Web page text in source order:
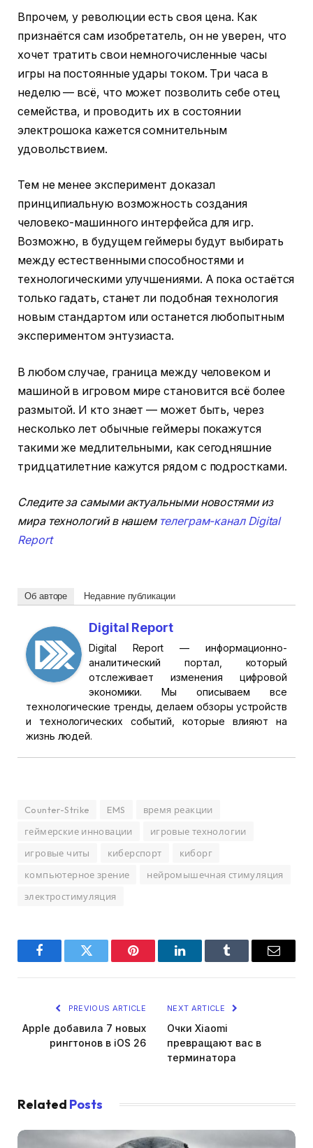
Впрочем, у революции есть своя цена. Как
признаётся сам изобретатель, он не уверен, что
хочет тратить свои немногочисленные часы
игры на постоянные удары током. Три часа в
неделю — всё, что может позволить себе отец
семейства, и проводить их в состоянии
электрошока кажется сомнительным
удовольствием.
Тем не менее эксперимент доказал
принципиальную возможность создания
человеко-машинного интерфейса для игр.
Возможно, в будущем геймеры будут выбирать
между естественными способностями и
технологическими улучшениями. А пока остаётся
только гадать, станет ли подобная технология
новым стандартом или останется любопытным
экспериментом энтузиаста.
В любом случае, граница между человеком и
машиной в игровом мире становится всё более
размытой. И кто знает — может быть, через
несколько лет обычные геймеры покажутся
такими же медлительными, как сегодняшние
тридцатилетние кажутся рядом с подростками.
Следите за самыми актуальными новостями из
мира технологий в нашем телеграм-канал Digital
Report
Об авторе Недавние публикации
Digital Report
Digital Report — информационно-
аналитический портал, который
отслеживает изменения цифровой
экономики. Мы описываем все
технологические тренды, делаем обзоры устройств
и технологических событий, которые влияют на
жизнь людей.
Counter-Strike EMS
время реакции
геймерские инновации
игровые технологии
игровые читы
киберспорт
киборг
компьютерное зрение
нейромышечная стимуляция
электростимуляция
FacebookTwitter Pinterest LinkedInTumblr Email
PREVIOUS ARTICLE
Apple добавила 7 новых
рингтонов в iOS 26
NEXT ARTICLE
Очки Xiaomi
превращают вас в
терминатора
Related Posts